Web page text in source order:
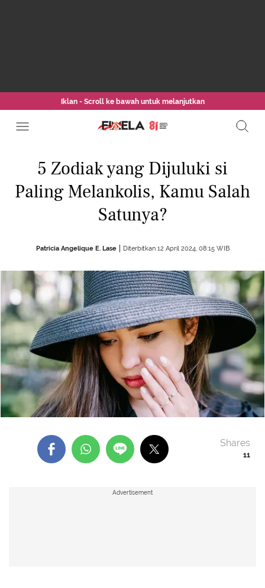
Iklan - Scroll ke bawah untuk melanjutkan
5 Zodiak yang Dijuluki si
Paling Melankolis, Kamu Salah
Satunya?
Patricia Angelique E. Lase Diterbitkan 12 April 2024, 08:15 WIB
11
Shares
Advertisement